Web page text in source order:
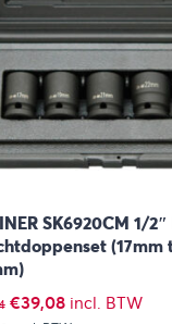
SK6920CM 1/
(17mm
Oorspronkelijke
€39,08Huidige
incl. BTW